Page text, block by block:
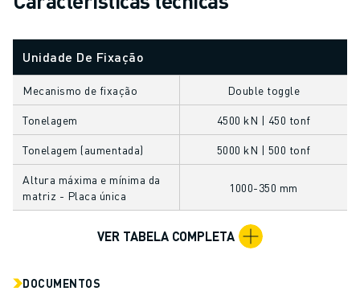
CENTRO DE DOWNLOADS » MYFANUC
SOLUÇÕES PARA INDÚSTRIAS
SOLUÇÕES PARA SECTOR EDUCATIVO
EVENTOS EDUCATIVOS
NOTÍCIAS
NOTÍCIAS
EVENTOS
EVENTOS EDUCATIVOS
FANUC NA EUROPA
Unidade De Fixação
Mecanismo de fixação Double toggle
Tonelagem 4500 kN | 450 tonf
Tonelagem (aumentada) 5000 kN | 500 tonf
Altura máxima e mínima da
matriz - Placa única
1000-350 mm
VER TABELA COMPLETA
DOCUMENTOS